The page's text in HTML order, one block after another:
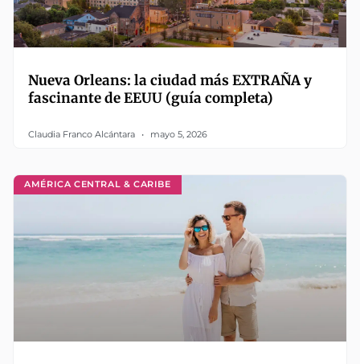
Nueva Orleans: la ciudad más EXTRAÑA y
fascinante de EEUU (guía completa)
Claudia Franco Alcántara mayo 5, 2026
AMÉRICA CENTRAL & CARIBE